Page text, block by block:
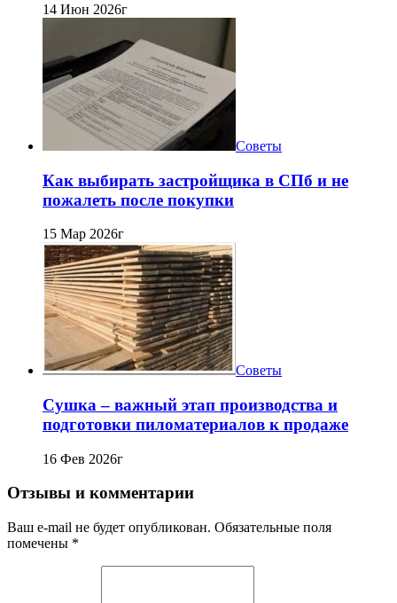
14 Июн 2026г
Советы
Как выбирать застройщика в СПб и не
пожалеть после покупки
15 Мар 2026г
Советы
Сушка – важный этап производства и
подготовки пиломатериалов к продаже
16 Фев 2026г
Отзывы и комментарии
Ваш e-mail не будет опубликован. Обязательные поля
помечены *